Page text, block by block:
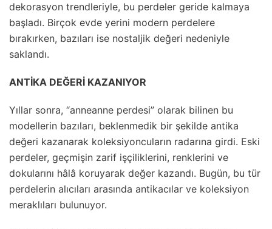
dekorasyon trendleriyle, bu perdeler geride kalmaya
başladı. Birçok evde yerini modern perdelere
bırakırken, bazıları ise nostaljik değeri nedeniyle
saklandı.
ANTİKA DEĞERİ KAZANIYOR
Yıllar sonra, “anneanne perdesi” olarak bilinen bu
modellerin bazıları, beklenmedik bir şekilde antika
değeri kazanarak koleksiyoncuların radarına girdi. Eski
perdeler, geçmişin zarif işçiliklerini, renklerini ve
dokularını hâlâ koruyarak değer kazandı. Bugün, bu tür
perdelerin alıcıları arasında antikacılar ve koleksiyon
meraklıları bulunuyor.